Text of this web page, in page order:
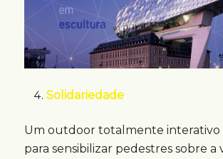
Solidariedade
Um outdoor totalmente interativo
para sensibilizar pedestres sobre a